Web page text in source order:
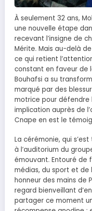
À seulement 32 ans,
une nouvelle étape
recevant l’insigne de
Mérite. Mais au-delà
ce qui retient
constant en faveur de
Bouhafsi a su
marqué par des
motrice pour défendre
implication auprès de
Cnape en est le
La cérémonie, qui
à l’auditorium du
émouvant. Entouré de
médias, du sport et de
honneur des mains de
regard bienveillant
partager ce moment